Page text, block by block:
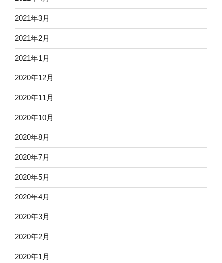
2021年3月
2021年2月
2021年1月
2020年12月
2020年11月
2020年10月
2020年8月
2020年7月
2020年5月
2020年4月
2020年3月
2020年2月
2020年1月